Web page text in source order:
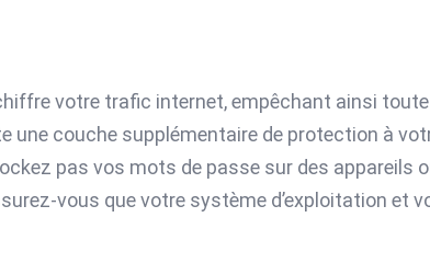
votre trafic internet, empêchant ainsi
une couche supplémentaire de protection à
pas vos mots de passe sur des appareils
vous que votre système d’exploitation et